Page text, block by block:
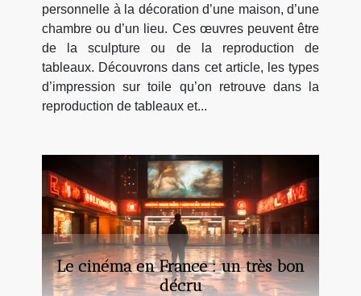
personnelle à la décoration d’une maison, d’une
chambre ou d’un lieu. Ces œuvres peuvent être
de la sculpture ou de la reproduction de
tableaux. Découvrons dans cet article, les types
d’impression sur toile qu’on retrouve dans la
reproduction de tableaux et...
Le cinéma en France : un très bon
décru